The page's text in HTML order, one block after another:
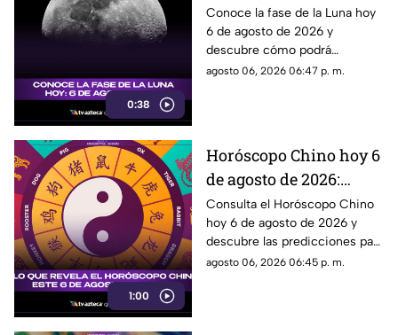
0:38
2026? Descubre cómo
se verá el satélite esta
noche
Conoce la fase de la Luna hoy
6 de agosto de 2026 y
descubre cómo podrá
observarse el satélite natural
agosto 06, 2026 06:47 p. m.
1:00
Horóscopo Chino hoy 6
de agosto de 2026:
predicciones para cada
signo del zodiaco chino
Consulta el Horóscopo Chino
hoy 6 de agosto de 2026 y
descubre las predicciones para
el amor, dinero, salud y trabajo.
agosto 06, 2026 06:45 p. m.